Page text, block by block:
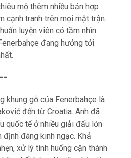
mộ thêm nhiều bản hợp
cạnh tranh trên mọi mặt trận.
luyện viên có tầm nhìn
đang hướng tới
khung gỗ của Fenerbahçe là
đến từ Croatia. Anh đã
quốc tế ở nhiều giải đấu lớn
định đáng kinh ngạc. Khả
xử lý tình huống cận thành